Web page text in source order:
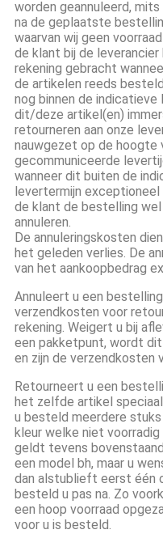
worden geannuleerd, mits
na de geplaatste
waarvan wij geen
de klant bij de
rekening gebracht
de artikelen reeds
nog binnen de indicatieve
dit/deze artikel(en)
retourneren aan onze
nauwgezet op de hoogte
gecommuniceerde
wanneer dit buiten de
levertermijn exceptioneel
de klant de bestelling
annuleren.
De annuleringskosten
het geleden verlies. De
van het aankoopbedrag
Annuleert u een
verzendkosten voor
rekening. Weigert u bij
een pakketpunt, wordt
en zijn de verzendkosten
Retourneert u een
het zelfde artikel
u besteld meerdere
kleur welke niet
geldt tevens
een model bh, maar u
dan alstublieft eerst één
besteld u pas na. Zo
een hoop voorraad
voor u is besteld.